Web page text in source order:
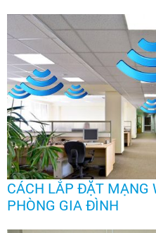
CÁCH LẮP ĐẶT MẠNG
PHÒNG GIA ĐÌNH